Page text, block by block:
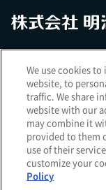
アクセシビリティへ
Cookie Settings
明治ホールディング
Meiji Seika ファルマ
We use cookies
website, to
traffic. We share
website with our
may combine it
provided to them
use of their
customize your
Policy